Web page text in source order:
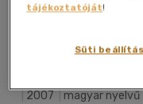
2007 magyar nyelvű
tájékoztatóját!
Süti